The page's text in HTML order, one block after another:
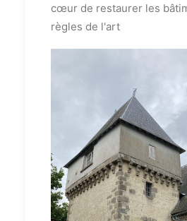
cœur de restaurer les
règles de l'art